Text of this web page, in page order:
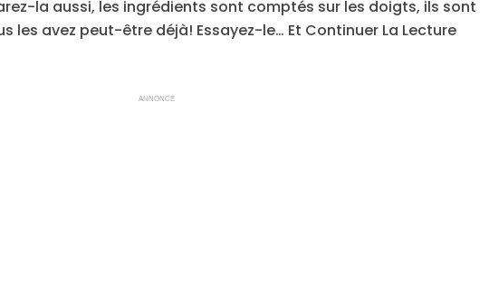
la aussi, les ingrédients sont comptés sur les doigts, ils sont
les avez peut-être déjà! Essayez-le… Et Continuer La Lecture
ANNONCE